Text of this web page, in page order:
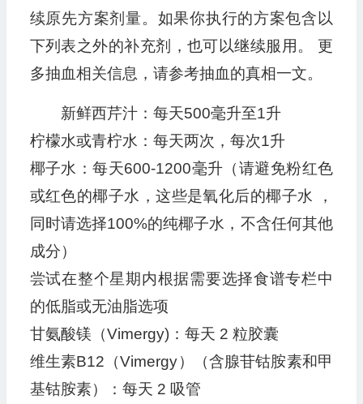
续原先方案剂量。如果你执行的方案包含以
下列表之外的补充剂，也可以继续服用。 更
多抽血相关信息，请参考抽血的真相一文。
新鲜西芹汁：每天500毫升至1升
柠檬水或青柠水：每天两次，每次1升
椰子水：每天600-1200毫升（请避免粉红色
或红色的椰子水，这些是氧化后的椰子水 ，
同时请选择100%的纯椰子水，不含任何其他
成分）
尝试在整个星期内根据需要选择食谱专栏中
的低脂或无油脂选项
甘氨酸镁（Vimergy)：每天 2 粒胶囊
维生素B12（Vimergy）（含腺苷钴胺素和甲
基钴胺素）：每天 2 吸管